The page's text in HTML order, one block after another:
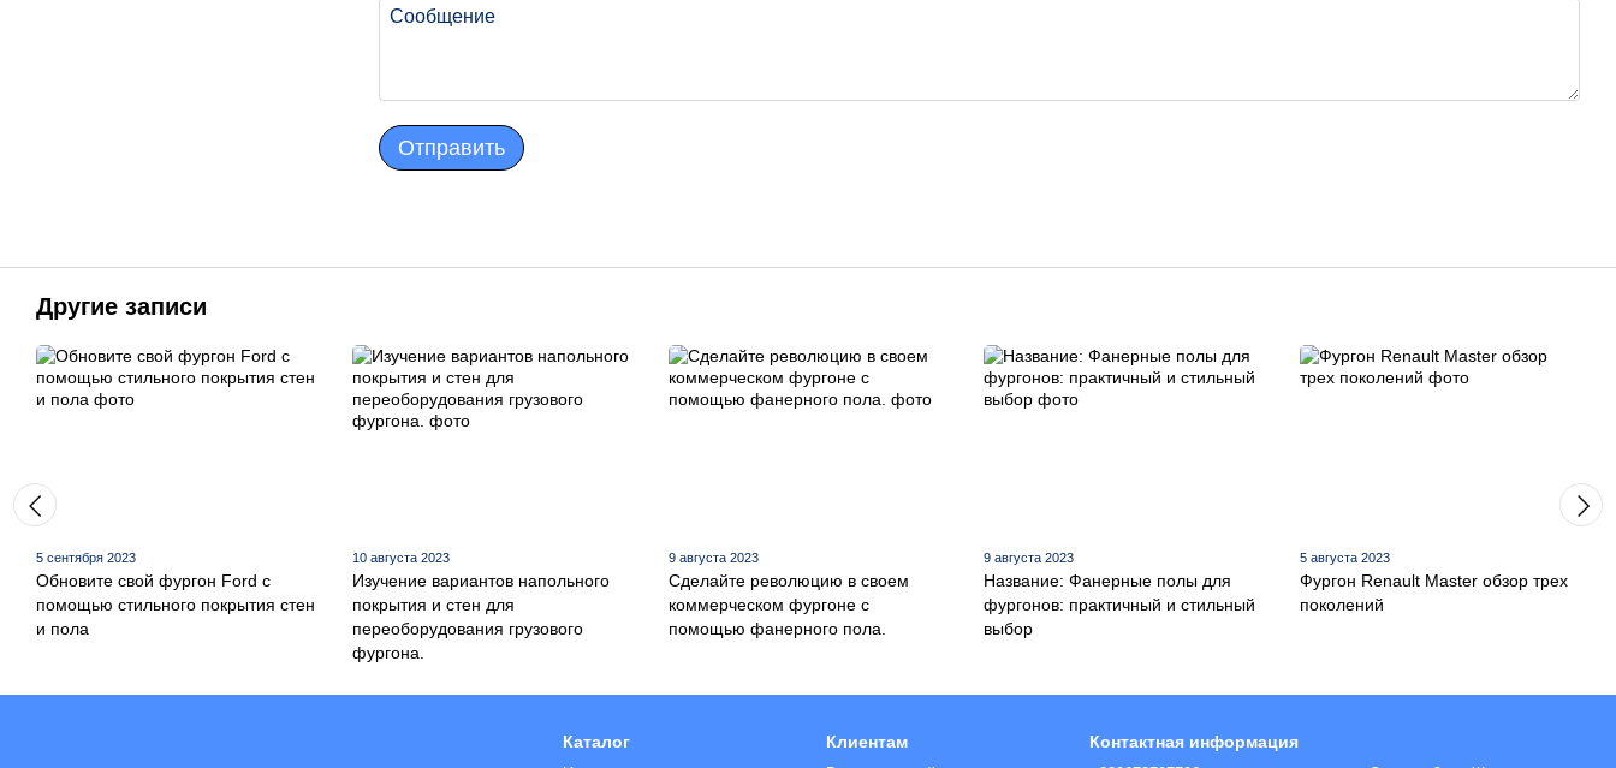
Отправить
Другие записи
5 сентября 2023
Обновите свой фургон Ford с
помощью стильного покрытия стен
и пола
10 августа 2023
Изучение вариантов напольного
покрытия и стен для
переоборудования грузового
фургона.
9 августа 2023
Сделайте революцию в своем
коммерческом фургоне с
помощью фанерного пола.
9 августа 2023
Название: Фанерные полы для
фургонов: практичный и стильный
выбор
5 августа 2023
Фургон Renault Master обзор трех
поколений
Каталог Клиентам Контактная информация